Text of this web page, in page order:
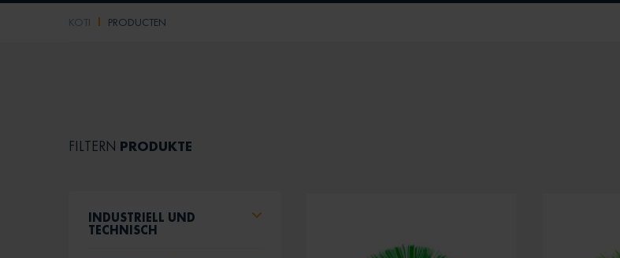
KOTI PRODUCTEN
FILTERN PRODUKTE
INDUSTRIELL UND
TECHNISCH